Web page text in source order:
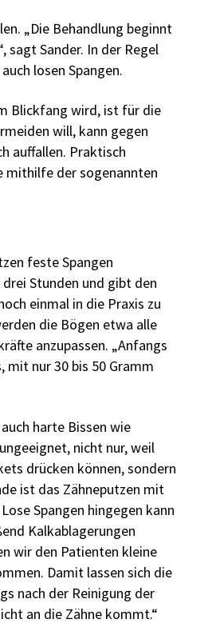
„Die Behandlung beginnt
sagt Sander. In der Regel
losen Spangen.
Blickfang wird, ist für die
will, kann ­gegen
auffallen. Praktisch
mithilfe der sogenannten
feste Spangen
Stunden und gibt den
einmal in die Praxis zu
die Bögen etwa alle
anzupassen. „Anfangs
mit nur 30 bis 50 Gramm
harte Bissen wie
nicht nur, weil
drücken können, sondern
ist das ­Zähneputzen mit
Spangen hingegen kann
Kalkablagerungen
wir den Patienten kleine
Damit lassen sich die
nach der Reinigung der
an die Zähne kommt.“